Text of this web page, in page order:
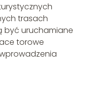
trasach
być uruchamiane
torowe